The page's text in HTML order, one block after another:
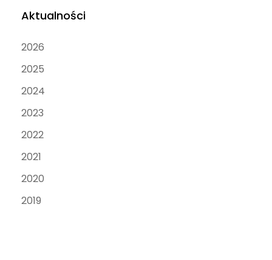
Aktualności
2026
2025
2024
2023
2022
2021
2020
2019